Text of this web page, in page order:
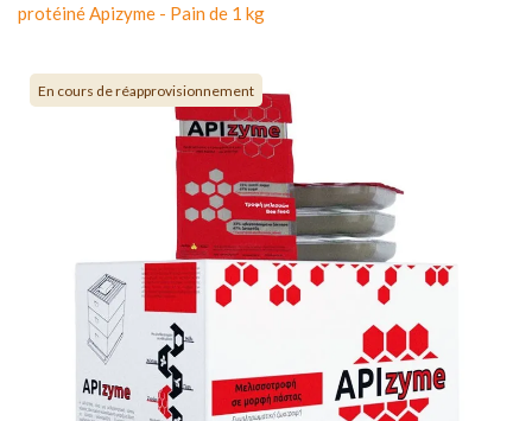
protéiné Apizyme - Pain de 1 kg
En cours de réapprovisionnement